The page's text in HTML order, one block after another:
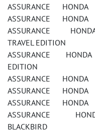
ASSURANCE HONDA
ASSURANCE HONDA
ASSURANCE
TRAVEL EDITION
ASSURANCE
EDITION
ASSURANCE
ASSURANCE
ASSURANCE
ASSURANCE
BLACKBIRD